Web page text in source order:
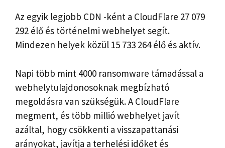
Az egyik legjobb CDN -ként a CloudFlare 27 079
292 élő és történelmi webhelyet segít.
Mindezen helyek közül 15 733 264 élő és aktív.
Napi több mint 4000 ransomware támadással a
webhelytulajdonosoknak megbízható
megoldásra van szükségük. A CloudFlare
megment, és több millió webhelyet javít
azáltal, hogy csökkenti a visszapattanási
arányokat, javítja a terhelési időket és